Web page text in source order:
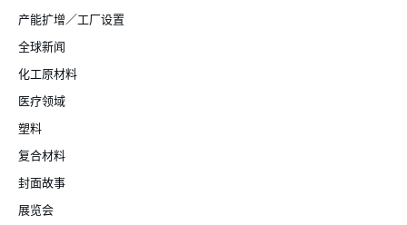
产能扩增／工厂设置
全球新闻
化工原材料
医疗领域
塑料
复合材料
封面故事
展览会